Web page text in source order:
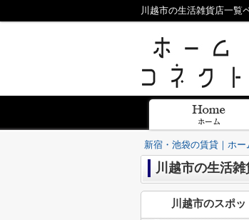
川越市の生活雑貨店一覧
新宿・池袋の賃貸｜ホー
川越市の生活雑
川越市のスポッ